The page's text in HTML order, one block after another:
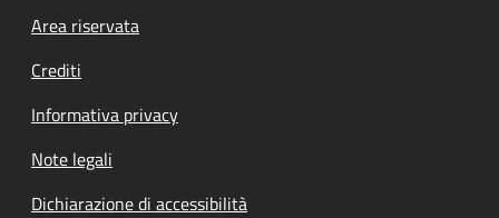
Footer menu
Area riservata
Crediti
Informativa privacy
Note legali
Dichiarazione di accessibilità